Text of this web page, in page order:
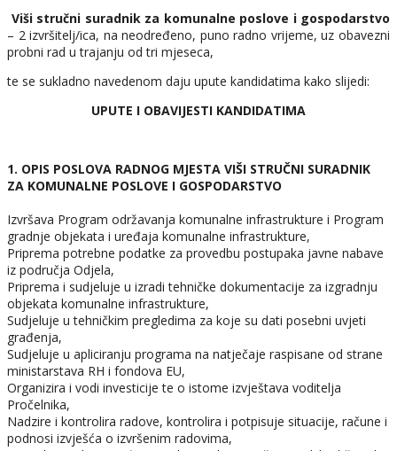
Viši stručni suradnik za komunalne poslove i gospodarstvo
– 2 izvršitelj/ica, na neodređeno, puno radno vrijeme, uz obavezni
probni rad u trajanju od tri mjeseca,
te se sukladno navedenom daju upute kandidatima kako slijedi:
UPUTE I OBAVIJESTI KANDIDATIMA
1. OPIS POSLOVA RADNOG MJESTA VIŠI STRUČNI SURADNIK
ZA KOMUNALNE POSLOVE I GOSPODARSTVO
Izvršava Program održavanja komunalne infrastrukture i Program
gradnje objekata i uređaja komunalne infrastrukture,
Priprema potrebne podatke za provedbu postupaka javne nabave
iz područja Odjela,
Priprema i sudjeluje u izradi tehničke dokumentacije za izgradnju
objekata komunalne infrastrukture,
Sudjeluje u tehničkim pregledima za koje su dati posebni uvjeti
građenja,
Sudjeluje u apliciranju programa na natječaje raspisane od strane
ministarstava RH i fondova EU,
Organizira i vodi investicije te o istome izvještava voditelja
Pročelnika,
Nadzire i kontrolira radove, kontrolira i potpisuje situacije, račune i
podnosi izvješća o izvršenim radovima,